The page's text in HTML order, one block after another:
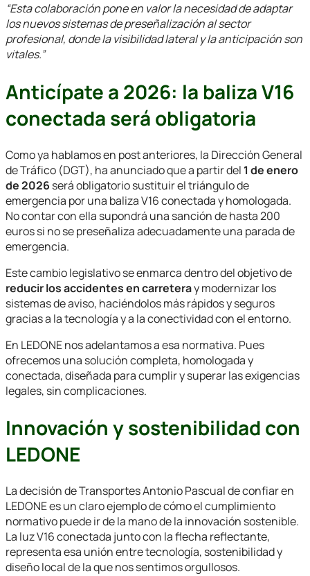
“Esta colaboración pone en valor la necesidad de adaptar
los nuevos sistemas de preseñalización al sector
profesional, donde la visibilidad lateral y la anticipación son
vitales.”
Anticípate a 2026: la baliza V16
conectada será obligatoria
Como ya hablamos en post anteriores, la Dirección General
de Tráfico (DGT), ha anunciado que a partir del 1 de enero
de 2026 será obligatorio sustituir el triángulo de
emergencia por una baliza V16 conectada y homologada.
No contar con ella supondrá una sanción de hasta 200
euros si no se preseñaliza adecuadamente una parada de
emergencia.
Este cambio legislativo se enmarca dentro del objetivo de
reducir los accidentes en carreteray modernizar los
sistemas de aviso, haciéndolos más rápidos y seguros
gracias a la tecnología y a la conectividad con el entorno.
En LEDONE nos adelantamos a esa normativa. Pues
ofrecemos una solución completa, homologada y
conectada, diseñada para cumplir y superar las exigencias
legales, sin complicaciones.
Innovación y sostenibilidad con
LEDONE
La decisión de Transportes Antonio Pascual de confiar en
LEDONE es un claro ejemplo de cómo el cumplimiento
normativo puede ir de la mano de la innovación sostenible.
La luz V16 conectada junto con la flecha reflectante,
representa esa unión entre tecnología, sostenibilidad y
diseño local de la que nos sentimos orgullosos.